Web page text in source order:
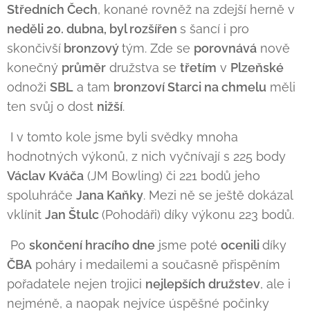
Středních Čech, konané rovněž na zdejší herně v
neděli 20. dubna, byl rozšířen s šancí i pro
skončivší bronzovýtým. Zde se porovnává nově
konečný průměr družstva se třetím v Plzeňské
odnoži SBL a tam bronzoví Starci na chmelu měli
ten svůj o dost nižší.
I v tomto kole jsme byli svědky mnoha
hodnotných výkonů, z nich vyčnívají s 225 body
Václav Kváča (JM Bowling) či 221 bodů jeho
spoluhráče Jana Kaňky. Mezi ně se ještě dokázal
vklínit Jan Štulc(Pohodáři) díky výkonu 223 bodů.
Po skončení hracího dne jsme poté ocenilidíky
ČBA poháry i medailemi a současně přispěním
pořadatele nejen trojici nejlepších družstev, ale i
nejméně, a naopak nejvíce úspěšné počinky